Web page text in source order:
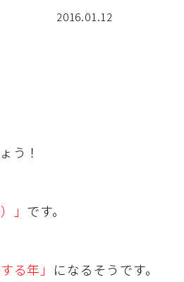
2016.01.12
！
」 です。
る年」 になるそうです。